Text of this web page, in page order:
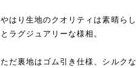
やはり生地のクオリティは素晴ら
とラグジュアリーな様相。
ただ裏地はゴム引き仕様、シルク